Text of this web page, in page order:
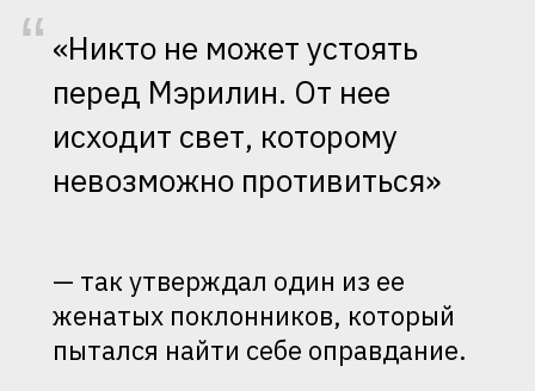
“ «Никто не может устоять
перед Мэрилин. От нее
исходит свет, которому
невозможно противиться»
— так утверждал один из ее
женатых поклонников, который
пытался найти себе оправдание.